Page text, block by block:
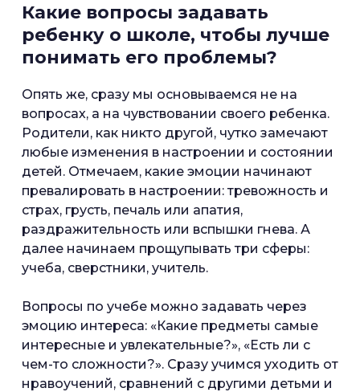
Какие вопросы задавать
ребенку о школе, чтобы лучше
понимать его проблемы?
Опять же, сразу мы основываемся не на
вопросах, а на чувствовании своего ребенка.
Родители, как никто другой, чутко замечают
любые изменения в настроении и состоянии
детей. Отмечаем, какие эмоции начинают
превалировать в настроении: тревожность и
страх, грусть, печаль или апатия,
раздражительность или вспышки гнева. А
далее начинаем прощупывать три сферы:
учеба, сверстники, учитель.
Вопросы по учебе можно задавать через
эмоцию интереса: «Какие предметы самые
интересные и увлекательные?», «Есть ли с
чем-то сложности?». Сразу учимся уходить от
нравоучений, сравнений с другими детьми и